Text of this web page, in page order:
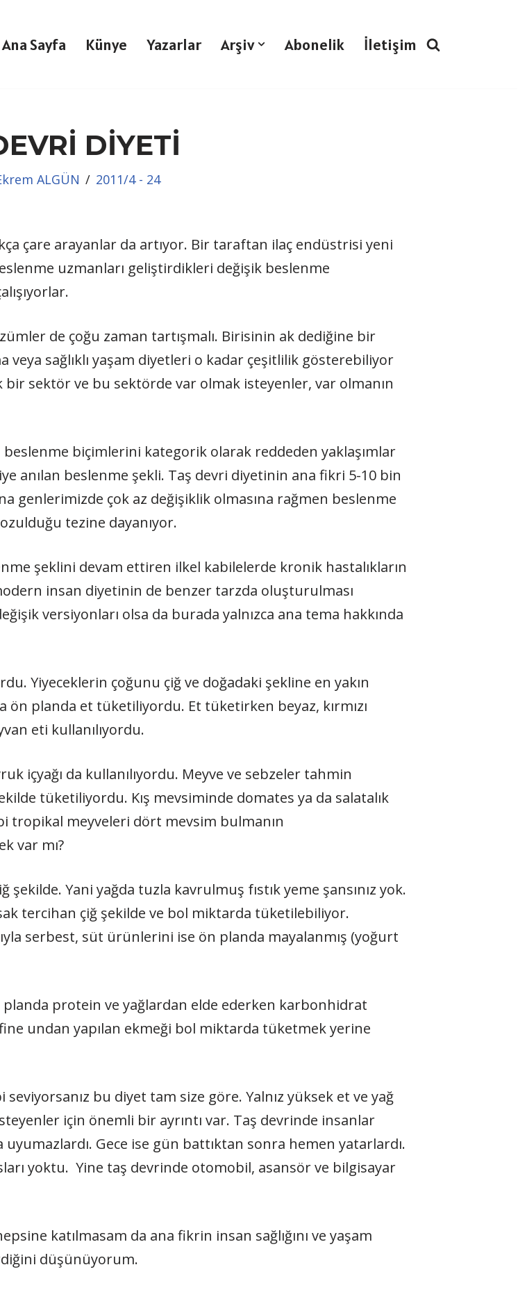
Ana Sayfa Künye Yazarlar Arşiv Abonelik İletişim
DİYETİ
ALGÜN 2011/4 - 24
çare arayanlar da artıyor. Bir taraftan ilaç endüstrisi yeni
uzmanları geliştirdikleri değişik beslenme
de çoğu zaman tartışmalı. Birisinin ak dediğine bir
veya sağlıklı yaşam diyetleri o kadar çeşitlilik gösterebiliyor
sektör ve bu sektörde var olmak isteyenler, var olmanın
biçimlerini kategorik olarak reddeden yaklaşımlar
anılan beslenme şekli. Taş devri diyetinin ana fikri 5-10 bin
genlerimizde çok az değişiklik olmasına rağmen beslenme
tezine dayanıyor.
şeklini devam ettiren ilkel kabilelerde kronik hastalıkların
insan diyetinin de benzer tarzda oluşturulması
versiyonları olsa da burada yalnızca ana tema hakkında
Yiyeceklerin çoğunu çiğ ve doğadaki şekline en yakın
ön planda et tüketiliyordu. Et tüketirken beyaz, kırmızı
eti kullanılıyordu.
içyağı da kullanılıyordu. Meyve ve sebzeler tahmin
tüketiliyordu. Kış mevsiminde domates ya da salatalık
tropikal meyveleri dört mevsim bulmanın
var mı?
Yani yağda tuzla kavrulmuş fıstık yeme şansınız yok.
tercihan çiğ şekilde ve bol miktarda tüketilebiliyor.
serbest, süt ürünlerini ise ön planda mayalanmış (yoğurt
protein ve yağlardan elde ederken karbonhidrat
undan yapılan ekmeği bol miktarda tüketmek yerine
bu diyet tam size göre. Yalnız yüksek et ve yağ
için önemli bir ayrıntı var. Taş devrinde insanlar
uyumazlardı. Gece ise gün battıktan sonra hemen yatarlardı.
yoktu. Yine taş devrinde otomobil, asansör ve bilgisayar
katılmasam da ana fikrin insan sağlığını ve yaşam
düşünüyorum.